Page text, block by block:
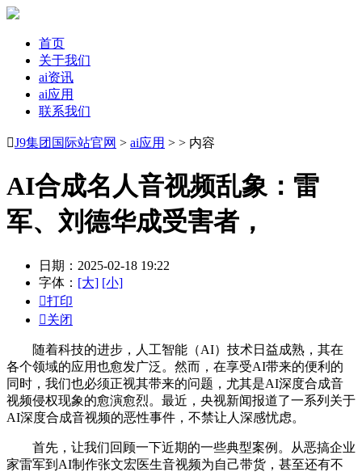
首页
关于我们
ai资讯
ai应用
联系我们
J9集团国际站官网 > ai应用 > > 内容
AI合成名人音视频乱象：雷
军、刘德华成受害者，
日期：2025-02-18 19:22
字体： [大] [小]
打印
关闭
随着科技的进步，人工智能（AI）技术日益成熟，其在
各个领域的应用也愈发广泛。然而，在享受AI带来的便利的
同时，我们也必须正视其带来的问题，尤其是AI深度合成音
视频侵权现象的愈演愈烈。最近，央视新闻报道了一系列关于
AI深度合成音视频的恶性事件，不禁让人深感忧虑。
首先，让我们回顾一下近期的一些典型案例。从恶搞企业
家雷军到AI制作张文宏医生音视频为自己带货，甚至还有不